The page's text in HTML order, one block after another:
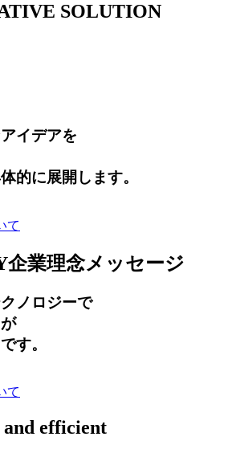
SOLUTION
イデアを
的に展開します。
て
企業理念メッセージ
ノロジーで
す。
て
efficient